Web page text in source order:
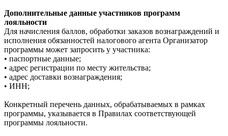
Дополнительные данные участников программ
лояльности
Для начисления баллов, обработки заказов вознаграждений и
исполнения обязанностей налогового агента Организатор
программы может запросить у участника:
• паспортные данные;
• адрес регистрации по месту жительства;
• адрес доставки вознаграждения;
• ИНН;
Конкретный перечень данных, обрабатываемых в рамках
программы, указывается в Правилах соответствующей
программы лояльности.